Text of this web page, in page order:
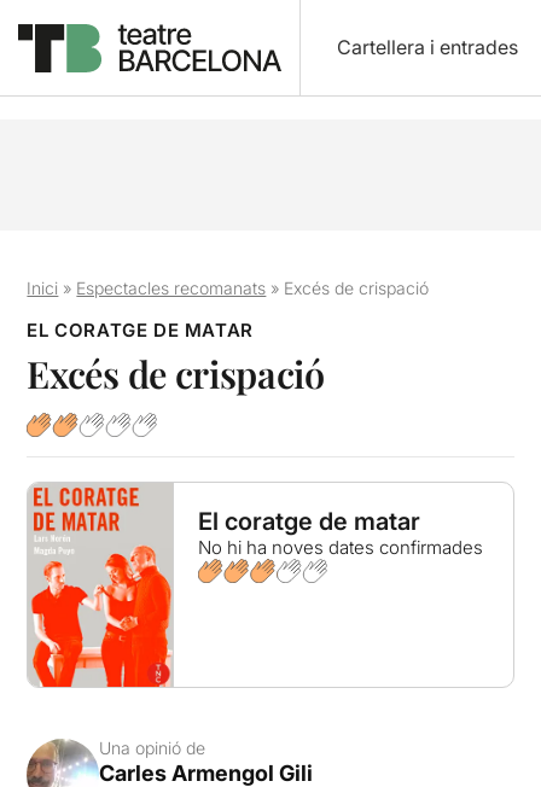
Cartellera i entrades
Inici » Espectacles recomanats » Excés de crispació
EL CORATGE DE MATAR
Excés de crispació
El coratge de matar
No hi ha noves dates confirmades
Una opinió de
Carles Armengol Gili